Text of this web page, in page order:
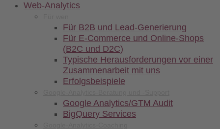
Web-Analytics
Für B2B und Lead-Generierung
Für E-Commerce und Online-Shops
(B2C und D2C)
Typische Herausforderungen vor einer
Zusammenarbeit mit uns
Erfolgsbeispiele
Google Analytics/GTM Audit
BigQuery Services